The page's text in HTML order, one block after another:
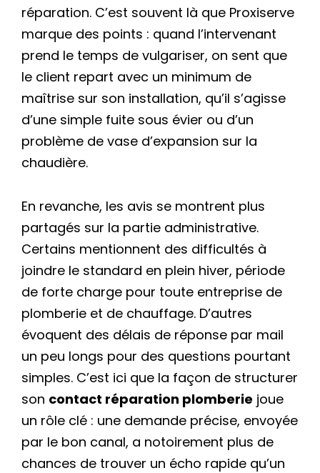
réparation. C’est souvent là que Proxiserve
marque des points : quand l’intervenant
prend le temps de vulgariser, on sent que
le client repart avec un minimum de
maîtrise sur son installation, qu’il s’agisse
d’une simple fuite sous évier ou d’un
problème de vase d’expansion sur la
chaudière.
En revanche, les avis se montrent plus
partagés sur la partie administrative.
Certains mentionnent des difficultés à
joindre le standard en plein hiver, période
de forte charge pour toute entreprise de
plomberie et de chauffage. D’autres
évoquent des délais de réponse par mail
un peu longs pour des questions pourtant
simples. C’est ici que la façon de structurer
son contact réparation plomberie joue
un rôle clé : une demande précise, envoyée
par le bon canal, a notoirement plus de
chances de trouver un écho rapide qu’un